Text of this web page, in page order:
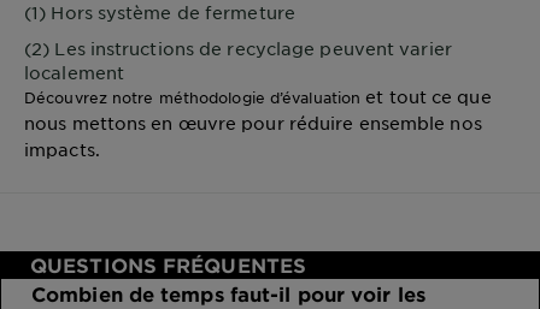
(1) Hors système de fermeture
(2) Les instructions de recyclage peuvent varier
localement
Découvrez notre méthodologie d’évaluation et tout ce que
nous mettons en œuvre pour réduire ensemble nos
impacts.
QUESTIONS FRÉQUENTES
Combien de temps faut-il pour voir les